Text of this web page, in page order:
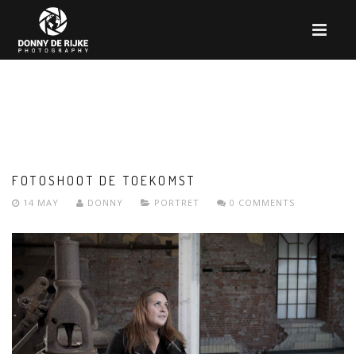
FOTOSHOOT DE TOEKOMST
14 MAY DONNY PORTRET 0 COMMENTS